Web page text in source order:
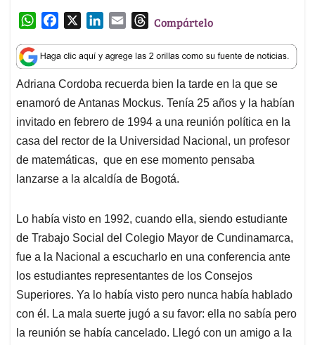
W
a
t
s
A
p
p
c
e
b
o
o
k
n
k
e
d
I
n
a
i
l
T
r
e
a
d
s
Compártelo
Adriana Cordoba recuerda bien la tarde en la que se
enamoró de Antanas Mockus. Tenía 25 años y la habían
invitado en febrero de 1994 a una reunión política en la
casa del rector de la Universidad Nacional, un profesor
de matemáticas, que en ese momento pensaba
lanzarse a la alcaldía de Bogotá.
Lo había visto en 1992, cuando ella, siendo estudiante
de Trabajo Social del Colegio Mayor de Cundinamarca,
fue a la Nacional a escucharlo en una conferencia ante
los estudiantes representantes de los Consejos
Superiores. Ya lo había visto pero nunca había hablado
con él. La mala suerte jugó a su favor: ella no sabía pero
la reunión se había cancelado. Llegó con un amigo a la